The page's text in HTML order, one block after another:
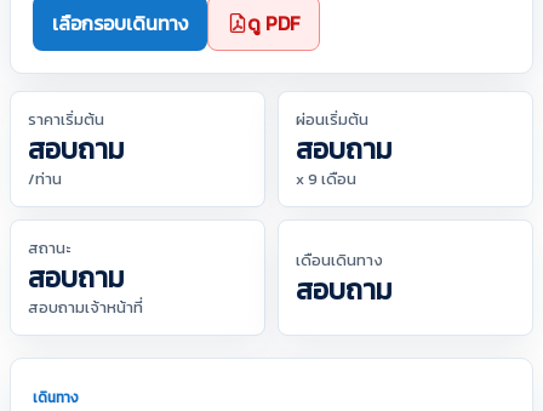
เลือกรอบเดินทาง ดู PDF
ราคาเริ่มต้น
สอบถาม
/ท่าน
ผ่อนเริ่มต้น
สอบถาม
x 9 เดือน
สถานะ
สอบถาม
สอบถามเจ้าหน้าที่
เดือนเดินทาง
สอบถาม
เดินทาง